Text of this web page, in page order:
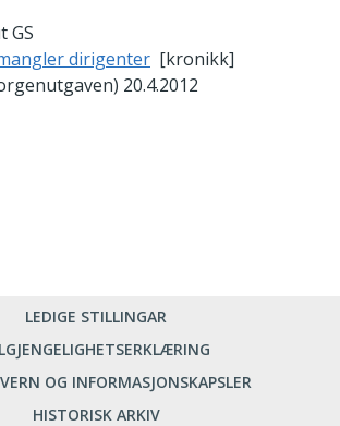
GS
dirigenter [kronikk]
20.4.2012
LEDIGE STILLINGAR
OG INFORMASJONSKAPSLER
HISTORISK ARKIV